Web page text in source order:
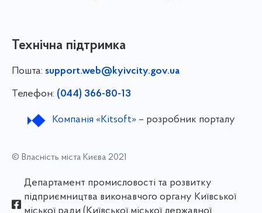
Технічна підтримка
Пошта: support.web@kyivcity.gov.ua
Телефон: (044) 366-80-13
Компанія «Kitsoft»– розробник порталу
© Власність міста Києва 2021
Департамент промисловості та розвитку
підприємництва виконавчого органу Київської
міської ради (Київської міської державної